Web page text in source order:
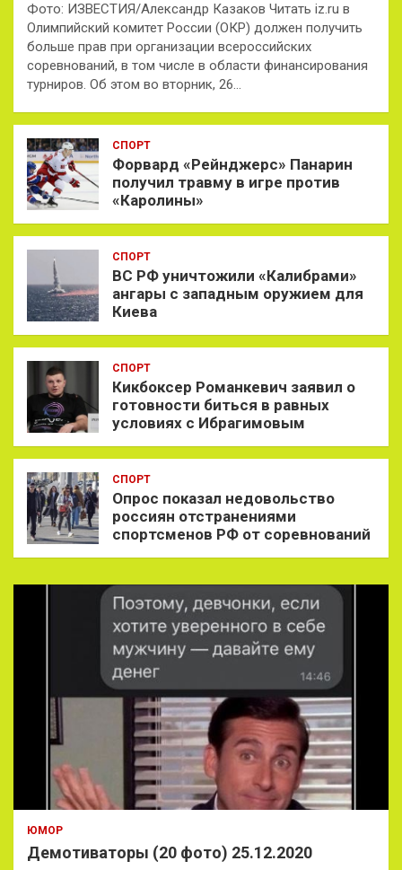
Фото: ИЗВЕСТИЯ/Александр Казаков Читать iz.ru в
Олимпийский комитет России (ОКР) должен получить
больше прав при организации всероссийских
соревнований, в том числе в области финансирования
турниров. Об этом во вторник, 26…
СПОРТ
Форвард «Рейнджерс» Панарин
получил травму в игре против
«Каролины»
СПОРТ
ВС РФ уничтожили «Калибрами»
ангары с западным оружием для
Киева
СПОРТ
Кикбоксер Романкевич заявил о
готовности биться в равных
условиях с Ибрагимовым
СПОРТ
Опрос показал недовольство
россиян отстранениями
спортсменов РФ от соревнований
ЮМОР
Демотиваторы (20 фото) 25.12.2020